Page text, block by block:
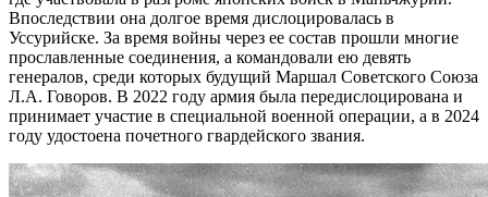
Впоследствии она долгое время дислоцировалась в
Уссурийске. За время войны через ее состав прошли многие
прославленные соединения, а командовали ею девять
генералов, среди которых будущий Маршал Советского Союза
Л.А. Говоров. В 2022 году армия была передислоцирована и
принимает участие в специальной военной операции, а в 2024
году удостоена почетного гвардейского звания.